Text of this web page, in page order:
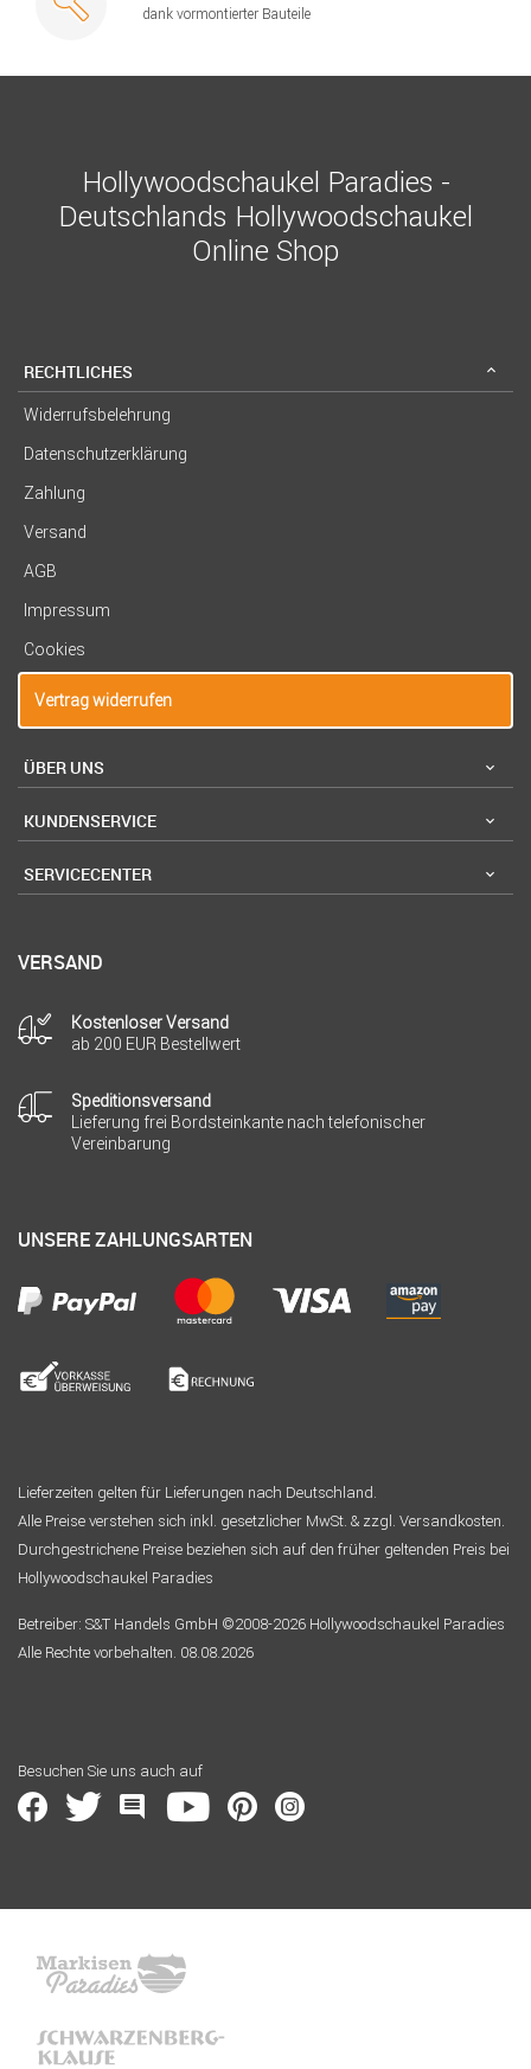
dank vormontierter Bauteile
Hollywoodschaukel Paradies -
Deutschlands Hollywoodschaukel
Online Shop
RECHTLICHES
Widerrufsbelehrung
Datenschutzerklärung
Zahlung
Versand
AGB
Impressum
Cookies
Vertrag widerrufen
ÜBER UNS
KUNDENSERVICE
SERVICECENTER
VERSAND
Kostenloser Versand
ab 200 EUR Bestellwert
Speditionsversand
Lieferung frei Bordsteinkante nach telefonischer
Vereinbarung
UNSERE ZAHLUNGSARTEN
Lieferzeiten gelten für Lieferungen nach Deutschland.
Alle Preise verstehen sich inkl. gesetzlicher MwSt. & zzgl. Versandkosten.
Durchgestrichene Preise beziehen sich auf den früher geltenden Preis bei
Hollywoodschaukel Paradies
Betreiber: S&T Handels GmbH ©2008-2026 Hollywoodschaukel Paradies
Alle Rechte vorbehalten. 08.08.2026
Besuchen Sie uns auch auf